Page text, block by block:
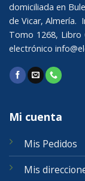
domiciliada en
de Vicar, Almería.
Tomo 1268, Libro
electrónico
Mi cuenta
Mis Pedidos
Mis